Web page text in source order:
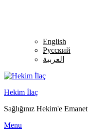
English
Русский
العربية
Hekim İlaç
Sağlığınız Hekim'e Emanet
Menu